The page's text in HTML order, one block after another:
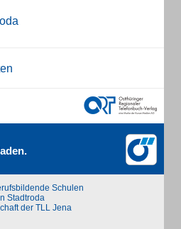
Schulen
Stadtroda
der TLL Jena